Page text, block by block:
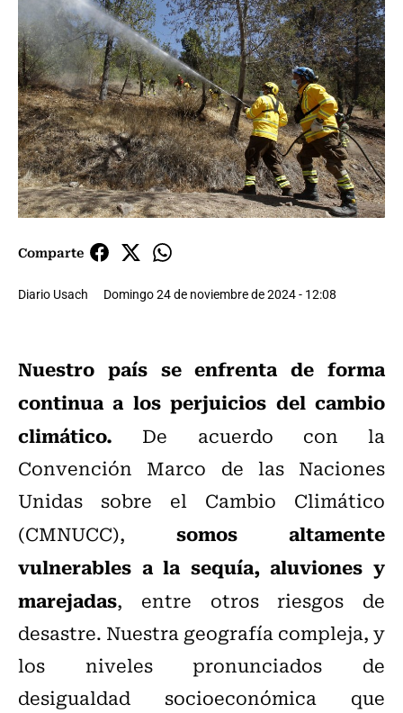
Comparte
Diario Usach Domingo 24 de noviembre de 2024 - 12:08
Nuestro país se enfrenta de forma
continua a los perjuicios del cambio
climático. De acuerdo con la
Convención Marco de las Naciones
Unidas sobre el Cambio Climático
(CMNUCC), somos altamente
vulnerables a la sequía, aluviones y
marejadas, entre otros riesgos de
desastre. Nuestra geografía compleja, y
los niveles pronunciados de
desigualdad socioeconómica que